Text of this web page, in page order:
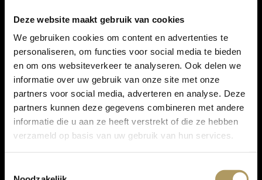
Deze website maakt gebruik van cookies
We gebruiken cookies om content en advertenties te
personaliseren, om functies voor social media te bieden
en om ons websiteverkeer te analyseren. Ook delen we
informatie over uw gebruik van onze site met onze
partners voor social media, adverteren en analyse. Deze
partners kunnen deze gegevens combineren met andere
informatie die u aan ze heeft verstrekt of die ze hebben
verzameld op basis van uw gebruik van hun services.